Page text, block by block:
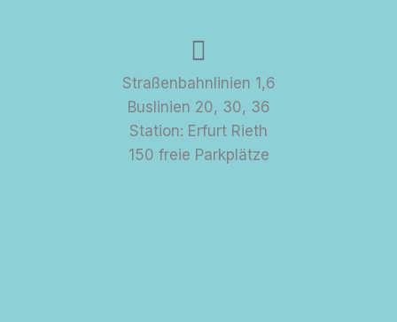
Straßenbahnlinien 1,6
Buslinien 20, 30, 36
Station: Erfurt Rieth
150 freie Parkplätze